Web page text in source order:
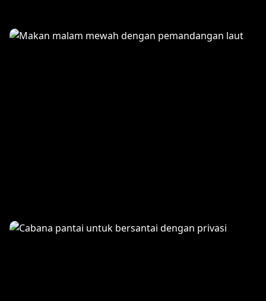
Sunset Beach Party
Beachfront Dining